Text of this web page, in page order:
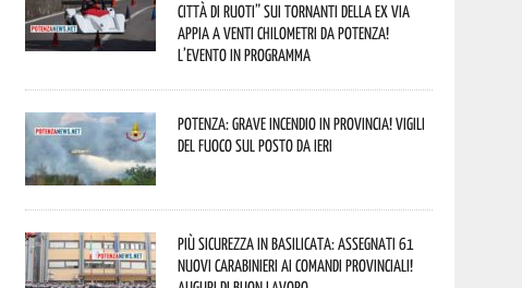
Città di Ruoti” sui tornanti della ex via
Appia a venti chilometri da Potenza!
L’evento in programma
Potenza: grave incendio in Provincia! Vigili
del fuoco sul posto da ieri
Più sicurezza in Basilicata: assegnati 61
nuovi Carabinieri ai Comandi provinciali!